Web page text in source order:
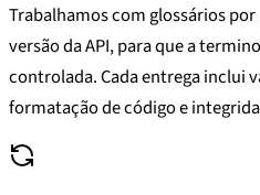
Trabalhamos com glossários
versão da API, para que a
controlada. Cada entrega inclui
formatação de código e